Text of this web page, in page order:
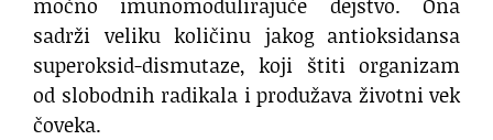
sadrži veliku količinu jakog antioksidansa
superoksid-dismutaze, koji štiti organizam
od slobodnih radikala i produžava životni vek
čoveka.